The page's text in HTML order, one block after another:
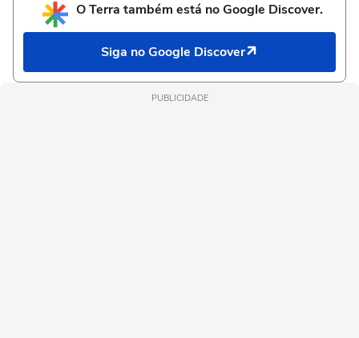
O Terra também está no Google Discover.
Siga no Google Discover
PUBLICIDADE